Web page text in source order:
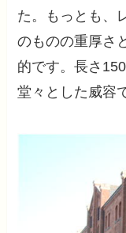
た。もっとも、
のものの重厚さ
的です。長さ
堂々とした威容